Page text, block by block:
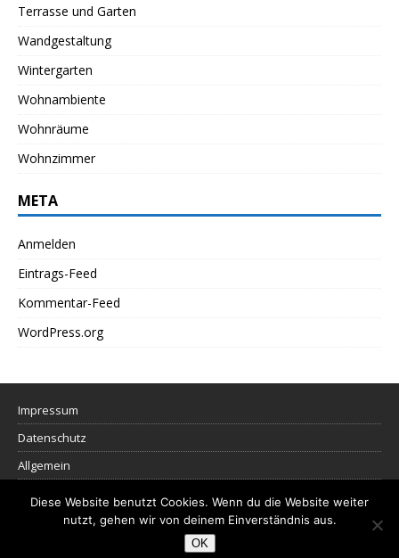
Terrasse und Garten
Wandgestaltung
Wintergarten
Wohnambiente
Wohnräume
Wohnzimmer
META
Anmelden
Eintrags-Feed
Kommentar-Feed
WordPress.org
Impressum
Datenschutz
Allgemein
Copyright © 2016 | http://www.mehr-als-wohnen.com
Diese Website benutzt Cookies. Wenn du die Website weiter
nutzt, gehen wir von deinem Einverständnis aus.
OK